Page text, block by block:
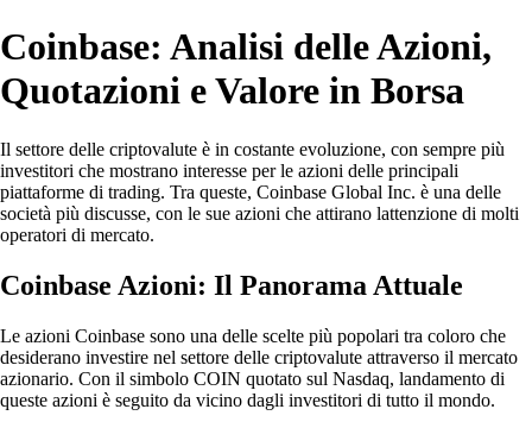
Coinbase: Analisi delle Azioni,
Quotazioni e Valore in Borsa
Il settore delle criptovalute è in costante evoluzione, con sempre più
investitori che mostrano interesse per le azioni delle principali
piattaforme di trading. Tra queste, Coinbase Global Inc. è una delle
società più discusse, con le sue azioni che attirano lattenzione di molti
operatori di mercato.
Coinbase Azioni: Il Panorama Attuale
Le azioni Coinbase sono una delle scelte più popolari tra coloro che
desiderano investire nel settore delle criptovalute attraverso il mercato
azionario. Con il simbolo COIN quotato sul Nasdaq, landamento di
queste azioni è seguito da vicino dagli investitori di tutto il mondo.